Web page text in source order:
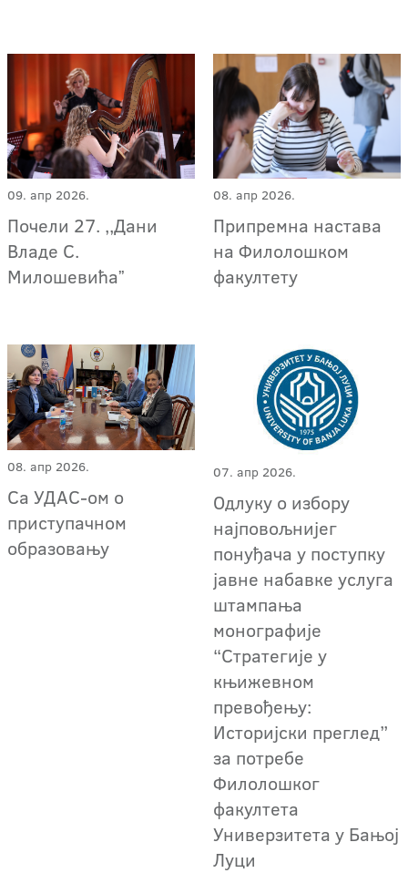
09. апр 2026.
Почели 27. ,,Дани
Владе С.
Милошевићаˮ
08. апр 2026.
Припремна настава
на Филолошком
факултету
08. апр 2026.
Са УДАС-ом о
приступачном
образовању
07. апр 2026.
Одлуку о избору
најповољнијег
понуђача у поступку
јавне набавке услуга
штампања
монографије
“Стратегије у
књижевном
превођењу:
Историјски преглед”
за потребе
Филолошког
факултета
Универзитета у Бањој
Луци